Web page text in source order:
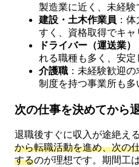
製造業に近く、未経
建設・土木作業員 ：
すく、資格取得でキ
ドライバー（運送業）
れる職種も多く、安
介護職 ：未経験歓迎
制度を持つ事業所も多
次の仕事を決めてから
退職後すぐに収入が途絶え
から転職活動を進め、次の
するのが理想です。期間工